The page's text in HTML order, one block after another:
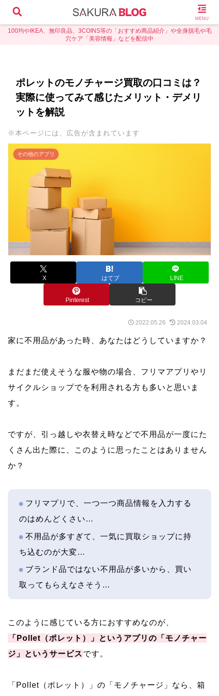
100均やIKEA、無印良品、3COINS等の「おすすめ商品紹介」や全身脱毛や毛
穴ケア「美容情報」などを配信中
ポレットのモノチャージ買取の口コミは？
実際に使ってみて感じたメリット・デメリ
ットを解説
※本ページには、広告が含まれています
その他のアプリ
X はてブ LINE
Pinterest コピー
2022.05.26 2024.03.04
家に不用品があった時、あなたはどうしていますか？
まだまだ使えそうな服や物の場合、フリマアプリやリ
サイクルショップでを利用される方も多いと思いま
す。
ですが、引っ越しや衣替え時などで不用品が一度にた
くさん出た際に、このように思ったことはありません
か？
フリマプリで、一つ一つ商品情報を入力する
のはめんどくさい…
不用品が多すぎて、一気に買取ショップに持
ち込むのが大変…
ブランド品ではない不用品が多いから、買い
取ってもらえなさそう…
このように感じている方におすすめなのが、
「Pollet（ポレット）」というアプリの「モノチャー
ジ」というサービス です。
「Pollet（ポレット）」の「モノチャージ」なら、箱
MENU